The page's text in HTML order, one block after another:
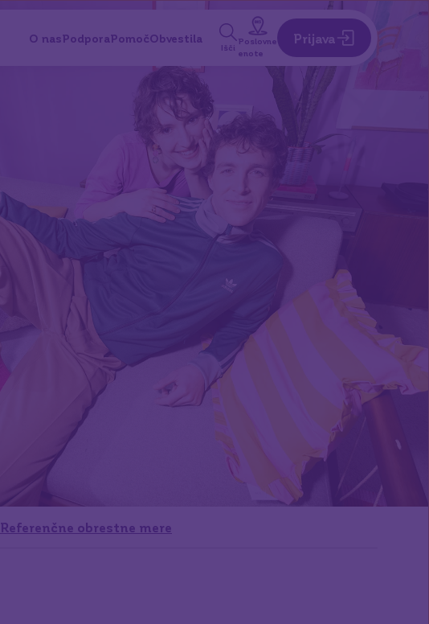
O nasPodporaPomočObvestila
Išči
Poslovne
enote
Prijava
Referenčne obrestne mere